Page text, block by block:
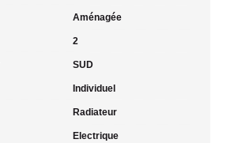
Aménagée
2
SUD
Individuel
Radiateur
Electrique